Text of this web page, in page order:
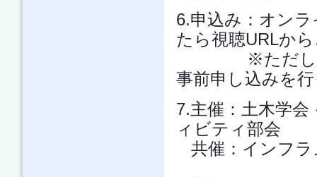
6.申込み：オン
たら視聴URLか
※ただし、
事前申し込みを
7.主催：土木学
ィビティ部会
共催：インフラ